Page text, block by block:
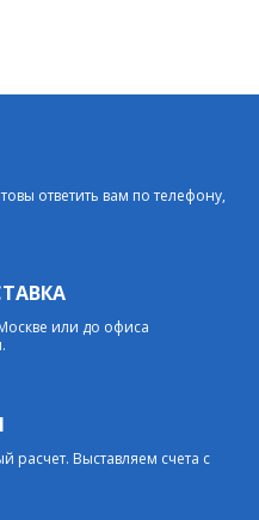
ответить вам по телефону,
или до офиса
Выставляем счета с